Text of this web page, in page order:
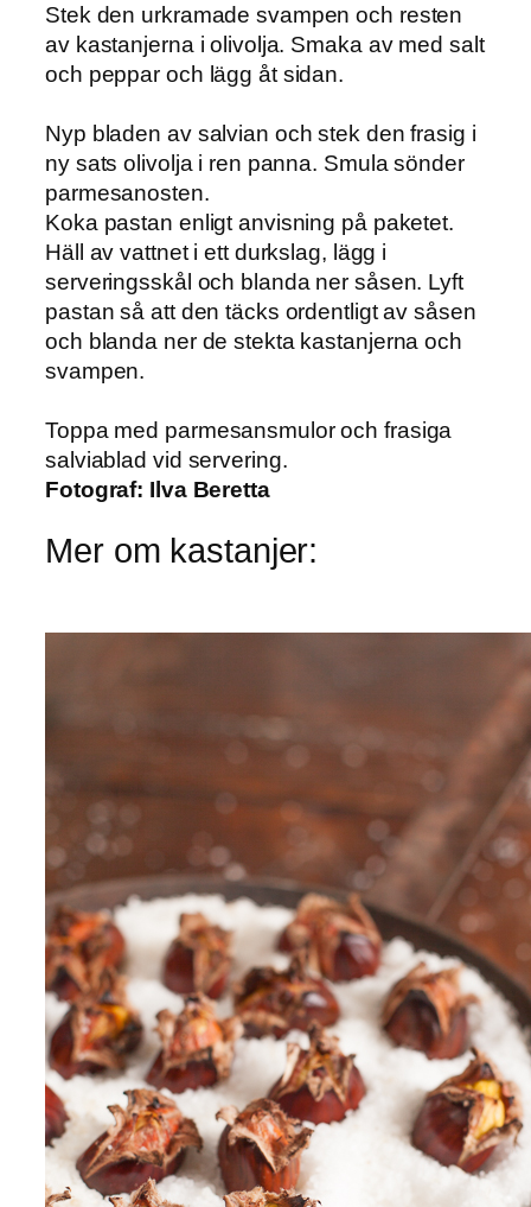
Stek den urkramade svampen och resten
av kastanjerna i olivolja. Smaka av med salt
och peppar och lägg åt sidan.
Nyp bladen av salvian och stek den frasig i
ny sats olivolja i ren panna. Smula sönder
parmesanosten.
Koka pastan enligt anvisning på paketet.
Häll av vattnet i ett durkslag, lägg i
serveringsskål och blanda ner såsen. Lyft
pastan så att den täcks ordentligt av såsen
och blanda ner de stekta kastanjerna och
svampen.
Toppa med parmesansmulor och frasiga
salviablad vid servering.
Fotograf: Ilva Beretta
Mer om kastanjer: